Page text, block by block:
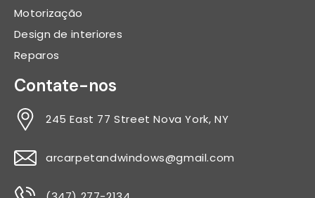
Motorização
Design de interiores
Reparos
Contate-nos
245 East 77 Street Nova York, NY
arcarpetandwindows@gmail.com